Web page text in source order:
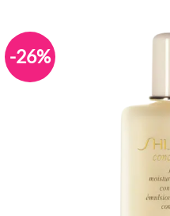
-26%